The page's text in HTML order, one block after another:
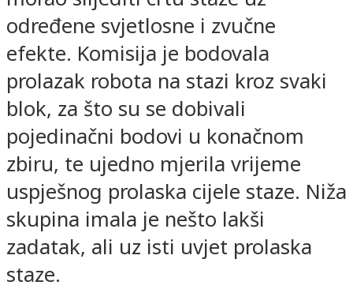
određene svjetlosne i zvučne
efekte. Komisija je bodovala
prolazak robota na stazi kroz svaki
blok, za što su se dobivali
pojedinačni bodovi u konačnom
zbiru, te ujedno mjerila vrijeme
uspješnog prolaska cijele staze. Niža
skupina imala je nešto lakši
zadatak, ali uz isti uvjet prolaska
staze.